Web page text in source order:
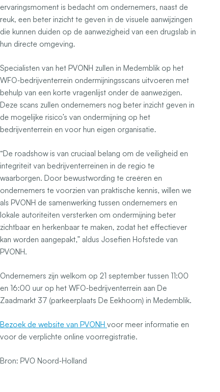
ervaringsmoment is bedacht om ondernemers, naast de
reuk, een beter inzicht te geven in de visuele aanwijzingen
die kunnen duiden op de aanwezigheid van een drugslab in
hun directe omgeving.
Specialisten van het PVONH zullen in Medemblik op het
WFO-bedrijventerrein ondermijningsscans uitvoeren met
behulp van een korte vragenlijst onder de aanwezigen.
Deze scans zullen ondernemers nog beter inzicht geven in
de mogelijke risico’s van ondermijning op het
bedrijventerrein en voor hun eigen organisatie.
“De roadshow is van cruciaal belang om de veiligheid en
integriteit van bedrijventerreinen in de regio te
waarborgen. Door bewustwording te creëren en
ondernemers te voorzien van praktische kennis, willen we
als PVONH de samenwerking tussen ondernemers en
lokale autoriteiten versterken om ondermijning beter
zichtbaar en herkenbaar te maken, zodat het effectiever
kan worden aangepakt,” aldus Josefien Hofstede van
PVONH.
Ondernemers zijn welkom op 21 september tussen 11:00
en 16:00 uur op het WFO-bedrijventerrein aan De
Zaadmarkt 37 (parkeerplaats De Eekhoorn) in Medemblik.
Bezoek de website van PVONH voor meer informatie en
voor de verplichte online voorregistratie.
Bron: PVO Noord-Holland